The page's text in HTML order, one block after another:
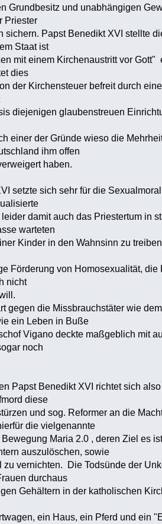
Grundbesitz und unabhängigen
Priester
Papst Benedikt XVI stellte
Staat ist
mit einem Kirchenaustritt vor Gott"
dies
der Kirchensteuer befreit durch
diejenigen glaubenstreuen
einer der Gründe wieso die
ihm offen
haben.
setzte sich sehr für die
damit auch das Priestertum in
warteten
Kinder in den Wahnsinn zu
Förderung von Homosexualität, die
nicht
gegen die Missbrauchstäter wie
ein Leben in Buße
Vigano deckte maßgeblich mit
noch
Papst Benedikt XVI richtet sich
diese
und sog. Reformer an die
die vielgenannte
Maria 2.0 , deren Ziel es
auszulöschen, sowie
vernichten. Die Todsünde der
durchaus
Gehältern in der katholischen
ein Haus, ein Pferd und ein